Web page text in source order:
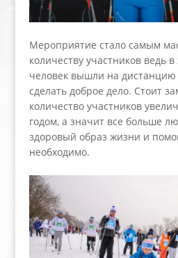
Мероприятие стало самым
количеству участников ведь в
человек вышли на
сделать доброе дело. Стоит
количество участников
годом, а значит все больше
здоровый образ жизни и
необходимо.